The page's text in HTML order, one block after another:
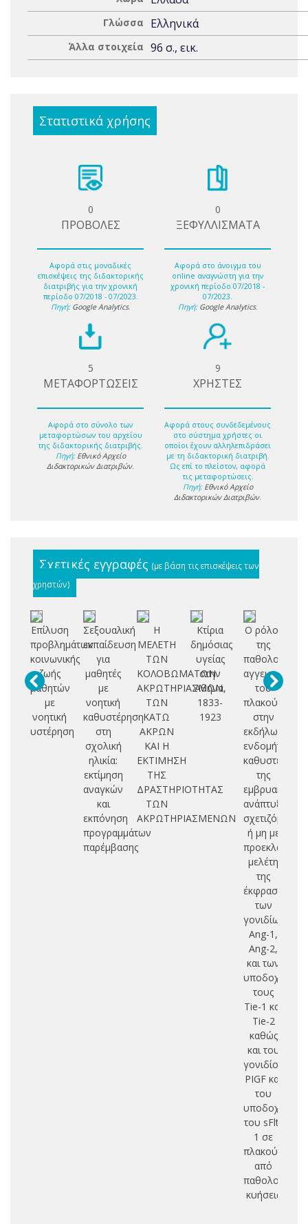
Γλώσσα Ελληνικά
Άλλα στοιχεία 96 σ., εικ.
Στατιστικά χρήσης
0
ΠΡΟΒΟΛΕΣ
Αφορά στις μοναδικές
επισκέψεις της διδακτορικής
διατριβής για την χρονική
περίοδο 07/2018 - 07/2023.
Πηγή: Google Analytics.
0
ΞΕΦΥΛΛΙΣΜΑΤΑ
Αφορά στο άνοιγμα του
online αναγνώστη για την
χρονική περίοδο 07/2018 -
07/2023.
Πηγή: Google Analytics.
5
ΜΕΤΑΦΟΡΤΩΣΕΙΣ
Αφορά στο σύνολο των
μεταφορτώσων του αρχείου
της διδακτορικής διατριβής.
Πηγή: Εθνικό Αρχείο
Διδακτορικών Διατριβών.
9
ΧΡΗΣΤΕΣ
Αφορά στους συνδεδεμένους
στο σύστημα χρήστες οι
οποίοι έχουν αλληλεπιδράσει
με τη διδακτορική διατριβή.
Ως επί το πλείστον, αφορά
τις μεταφορτώσεις.
Πηγή: Εθνικό Αρχείο
Διδακτορικών Διατριβών.
Σχετικές εγγραφές (με βάση τις επισκέψεις των
χρηστών)
Επίλυση
προβλημάτων
κοινωνικής
ζωής
μαθητών
με
νοητική
υστέρηση
Σεξουαλική
εκπαίδευση
για
μαθητές
με
νοητική
καθυστέρηση
στη
σχολική
ηλικία:
εκτίμηση
αναγκών
και
εκπόνηση
προγραμμάτων
παρέμβασης
Η
ΜΕΛΕΤΗ
ΤΩΝ
ΚΟΛΟΒΩΜΑΤΩΝ
ΑΚΡΩΤΗΡΙΑΣΜΩΝ
ΤΩΝ
ΚΑΤΩ
ΑΚΡΩΝ
ΚΑΙ Η
ΕΚΤΙΜΗΣΗ
ΤΗΣ
ΔΡΑΣΤΗΡΙΟΤΗΤΑΣ
ΤΩΝ
ΑΚΡΩΤΗΡΙΑΣΜΕΝΩΝ
Κτίρια
δημόσιας
υγείας
στην
Αθήνα,
1833-
1923
Ο ρόλος
της
παθολογικής
του
πλακούντα
στην
εκδήλωση
ενδομήτριας
καθυστέρησης
της
εμβρυακής
ανάπτυξης
σχετιζόμενης
ή μη με
προεκλαμψία:
μελέτη
της
έκφρασης
των
γονιδίων
Ang-1,
Ang-2,
και των
υποδοχέων
τους
Tie-1 και
Tie-2
καθώς
και του
γονιδίου
PIGF και
του
υποδοχέα
του sFlt-
1 σε
πλακούντες
από
παθολογικές
κυήσεις